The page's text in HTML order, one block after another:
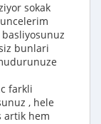
sokak
bunlari
farkli
, hele
artik hem